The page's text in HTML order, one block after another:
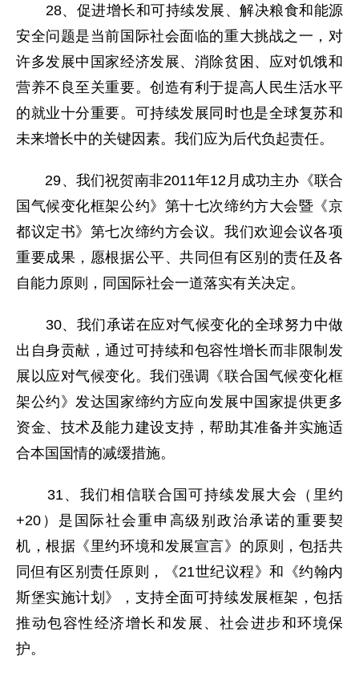
28、促进增长和可持续发展、解决粮食和能源
安全问题是当前国际社会面临的重大挑战之一，对
许多发展中国家经济发展、消除贫困、应对饥饿和
营养不良至关重要。创造有利于提高人民生活水平
的就业十分重要。可持续发展同时也是全球复苏和
未来增长中的关键因素。我们应为后代负起责任。
29、我们祝贺南非2011年12月成功主办《联合
国气候变化框架公约》第十七次缔约方大会暨《京
都议定书》第七次缔约方会议。我们欢迎会议各项
重要成果，愿根据公平、共同但有区别的责任及各
自能力原则，同国际社会一道落实有关决定。
30、我们承诺在应对气候变化的全球努力中做
出自身贡献，通过可持续和包容性增长而非限制发
展以应对气候变化。我们强调《联合国气候变化框
架公约》发达国家缔约方应向发展中国家提供更多
资金、技术及能力建设支持，帮助其准备并实施适
合本国国情的减缓措施。
31、我们相信联合国可持续发展大会（里约
+20）是国际社会重申高级别政治承诺的重要契
机，根据《里约环境和发展宣言》的原则，包括共
同但有区别责任原则，《21世纪议程》和《约翰内
斯堡实施计划》，支持全面可持续发展框架，包括
推动包容性经济增长和发展、社会进步和环境保
护。